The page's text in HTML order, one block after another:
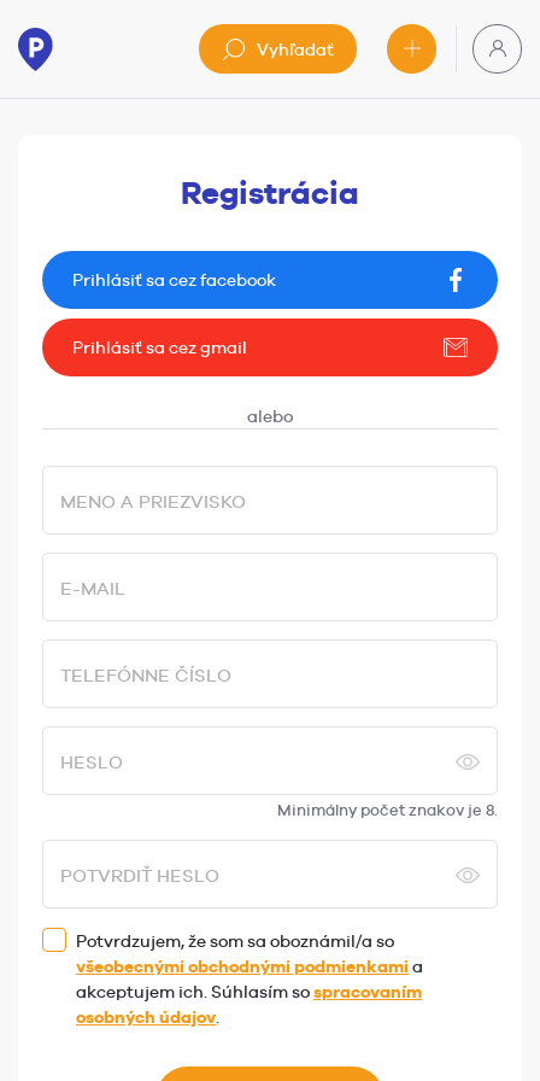
Vyhľadať
Registrácia
Prihlásiť sa cez facebook
Prihlásiť sa cez gmail
MENO A PRIEZVISKO
E-MAIL
TELEFÓNNE ČÍSLO
HESLO
Minimálny počet znakov je 8.
POTVRDIŤ HESLO
Potvrdzujem, že som sa oboznámil/a so
všeobecnými obchodnými podmienkamia
akceptujem ich. Súhlasím sospracovaním
osobných údajov